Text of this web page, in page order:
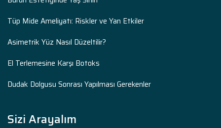
Tüp Mide Ameliyatı: Riskler ve Yan Etkiler
Asimetrik Yüz Nasıl Düzeltilir?
El Terlemesine Karşı Botoks
Dudak Dolgusu Sonrası Yapılması Gerekenler
Sizi Arayalım